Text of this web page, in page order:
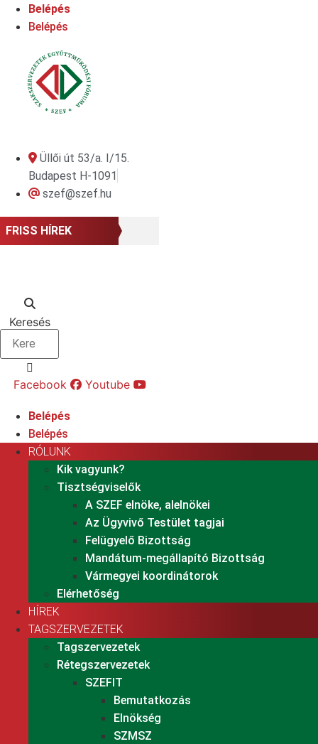
UgrásBelépés
Belépés
Üllői út 53/a. I/15.
Budapest H-1091
szef@szef.hu
FRISS HÍREK
Keresés
Facebook Youtube
Belépés
Belépés
RÓLUNK
Kik vagyunk?
Tisztségviselők
A SZEF elnöke, alelnökei
Az Ügyvivő Testület tagjai
Felügyelő Bizottság
Mandátum-megállapító Bizottság
Vármegyei koordinátorok
Elérhetőség
HÍREK
TAGSZERVEZETEK
Tagszervezetek
Rétegszervezetek
SZEFIT
Bemutatkozás
Elnökség
SZMSZ